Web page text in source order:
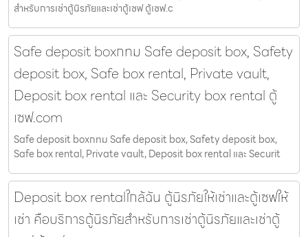
สำหรับการเช่าตู้นิรภัยและเช่าตู้เซฟ ตู้เซฟ.c
Safe deposit boxกทม Safe deposit box, Safety
deposit box, Safe box rental, Private vault,
Deposit box rental และ Security box rental ตู้
เซฟ.com
Safe deposit boxกทม Safe deposit box, Safety deposit box,
Safe box rental, Private vault, Deposit box rental และ Securit
Deposit box rentalใกล้ฉัน ตู้นิรภัยให้เช่าและตู้เซฟให้
เช่า คือบริการตู้นิรภัยสำหรับการเช่าตู้นิรภัยและเช่าตู้